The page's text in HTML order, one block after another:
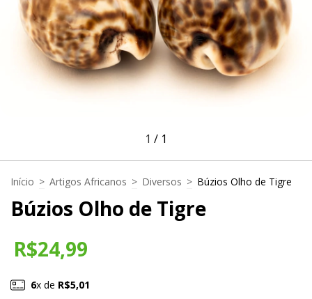
1 / 1
Início > Artigos Africanos > Diversos > Búzios Olho de Tigre
Búzios Olho de Tigre
R$24,99
6x de R$5,01